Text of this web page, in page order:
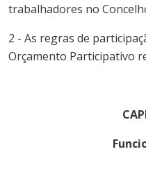
trabalhadores no
2 - As regras de
Orçamento Participativo